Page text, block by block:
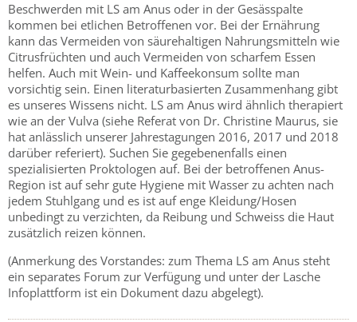
Beschwerden mit LS am Anus oder in der Gesässpalte
kommen bei etlichen Betroffenen vor. Bei der Ernährung
kann das Vermeiden von säurehaltigen Nahrungsmitteln wie
Citrusfrüchten und auch Vermeiden von scharfem Essen
helfen. Auch mit Wein- und Kaffeekonsum sollte man
vorsichtig sein. Einen literaturbasierten Zusammenhang gibt
es unseres Wissens nicht. LS am Anus wird ähnlich therapiert
wie an der Vulva (siehe Referat von Dr. Christine Maurus, sie
hat anlässlich unserer Jahrestagungen 2016, 2017 und 2018
darüber referiert). Suchen Sie gegebenenfalls einen
spezialisierten Proktologen auf. Bei der betroffenen Anus-
Region ist auf sehr gute Hygiene mit Wasser zu achten nach
jedem Stuhlgang und es ist auf enge Kleidung/Hosen
unbedingt zu verzichten, da Reibung und Schweiss die Haut
zusätzlich reizen können.
(Anmerkung des Vorstandes: zum Thema LS am Anus steht
ein separates Forum zur Verfügung und unter der Lasche
Infoplattform ist ein Dokument dazu abgelegt).